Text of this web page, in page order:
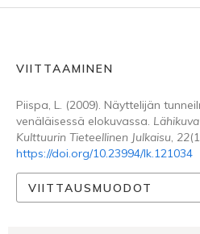
VIITTAAMINEN
Piispa, L. (2009). Näyttelijän
venäläisessä elokuvassa.
Kulttuurin Tieteellinen Julkaisu, 22
https://doi.org/10.23994/lk.121034
VIITTAUSMUODOT